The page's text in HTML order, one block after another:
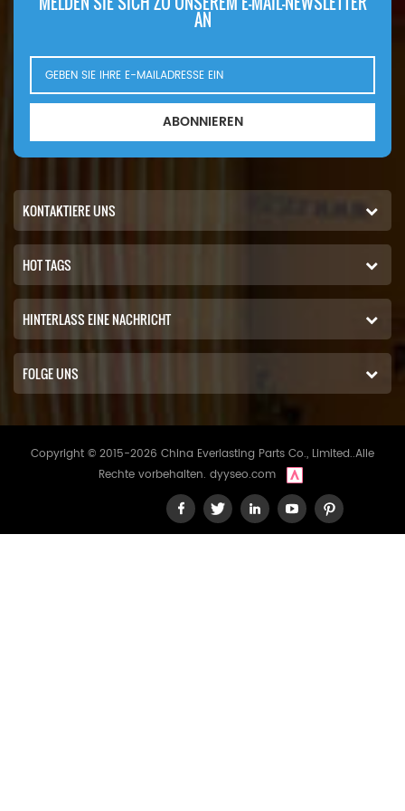
AN
ABONNIEREN
KONTAKTIERE UNS
HOT TAGS
HINTERLASS EINE NACHRICHT
FOLGE UNS
Copyright © 2015-2026 China Everlasting Parts Co., Limited..Alle
Rechte vorbehalten. dyyseo.com